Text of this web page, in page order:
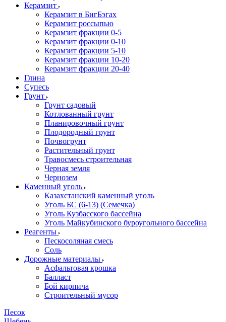
Керамзит
Керамзит в БигБэгах
Керамзит россыпью
Керамзит фракции 0-5
Керамзит фракции 0-10
Керамзит фракции 5-10
Керамзит фракции 10-20
Керамзит фракции 20-40
Глина
Супесь
Грунт
Грунт садовый
Котлованный грунт
Планировочный грунт
Плодородный грунт
Почвогрунт
Растительный грунт
Травосмесь строительная
Черная земля
Чернозем
Каменный уголь
Казахстанский каменный уголь
Уголь БС (6-13) (Семечка)
Уголь Кузбасского бассейна
Уголь Майкубинского буроугольного бассейна
Реагенты
Пескосоляная смесь
Соль
Дорожные материалы
Асфальтовая крошка
Балласт
Бой кирпича
Строительный мусор
Песок